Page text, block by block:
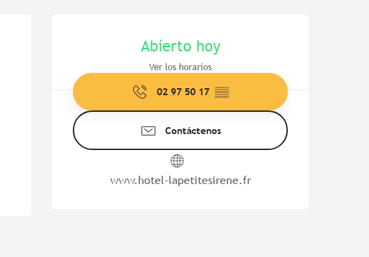
Abierto hoy
Ver los horarios
02 97 50 17 ▒▒
Contáctenos
www.hotel-lapetitesirene.fr